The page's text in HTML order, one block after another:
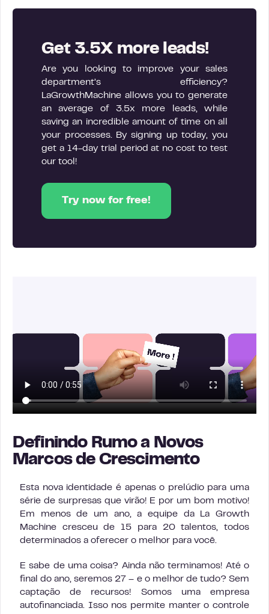
Get 3.5X more leads!
Are you looking to improve your sales
department’s efficiency?
LaGrowthMachine allows you to generate
an average of 3.5x more leads, while
saving an incredible amount of time on all
your processes. By signing up today, you
get a 14-day trial period at no cost to test
our tool!
Try now for free!
Definindo Rumo a Novos
Marcos de Crescimento
Esta nova identidade é apenas o prelúdio para uma
série de surpresas que virão! E por um bom motivo!
Em menos de um ano, a equipe da La Growth
Machine cresceu de 15 para 20 talentos, todos
determinados a oferecer o melhor para você.
E sabe de uma coisa? Ainda não terminamos! Até o
final do ano, seremos 27 – e o melhor de tudo? Sem
captação de recursos! Somos uma empresa
autofinanciada. Isso nos permite manter o controle